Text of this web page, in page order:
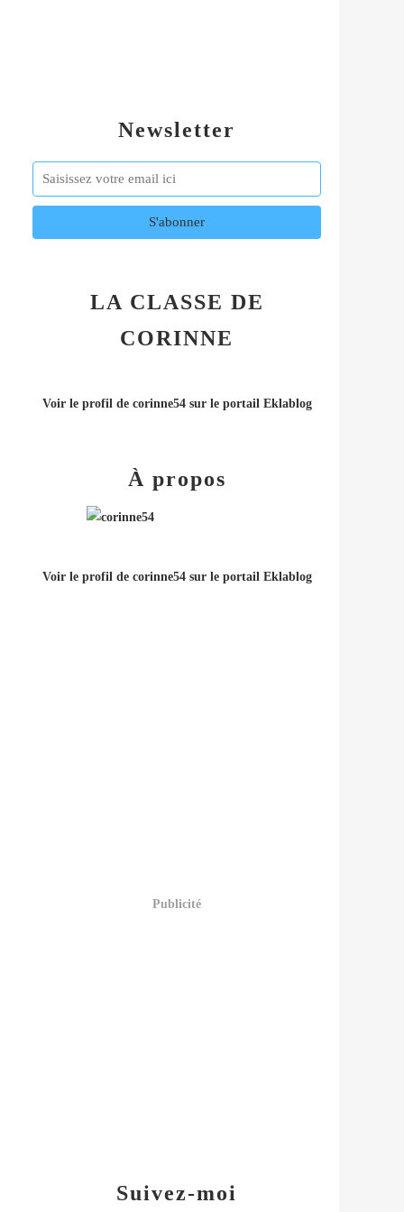
Newsletter
LA CLASSE DE
CORINNE
Voir le profil de corinne54sur le portail Eklablog
Suivez-moi
À propos
Voir le profil de corinne54sur le portail Eklablog
Publicité